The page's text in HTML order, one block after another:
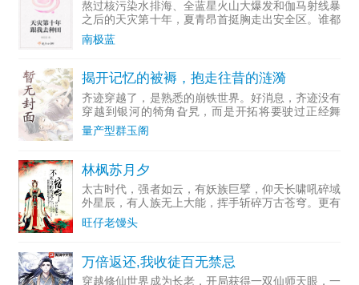
熬过核污染水排海、全蓝星火山大爆发和伽马射线暴
之后的天灾第十年，夏青昂首挺胸走出安全区。谁都
别拦着姐，姐要去种田！
南极蓝
揭开记忆的被褥，抱走往昔的涟漪
齐迹穿越了，是熟悉的崩铁世界。好消息，齐迹没有
穿越到银河的犄角旮旯，而是开拓将要驶过正经舞
台。坏消息，齐迹穿越的地方叫——【翁法罗
斯】............翁法罗斯的结局让人怅然若失，所以，
量产型群玉阁
林枫苏月夕
太古时代，强者如云，有妖族巨擘，仰天长啸吼碎域
外星辰，有人族无上大能，挥手斩碎万古苍穹。更有
太古龙象，掌管亿万星域，统治诸天万界。而曾经最
为强大的太古禁忌神术太古龙象诀却自太古时代结束
旺仔老馒头
万倍返还,我收徒百无禁忌
穿越修仙世界成为长老，开局获得一双仙师天眼，一